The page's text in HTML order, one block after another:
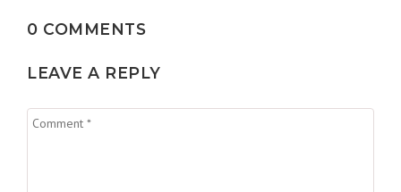
0 COMMENTS
LEAVE A REPLY